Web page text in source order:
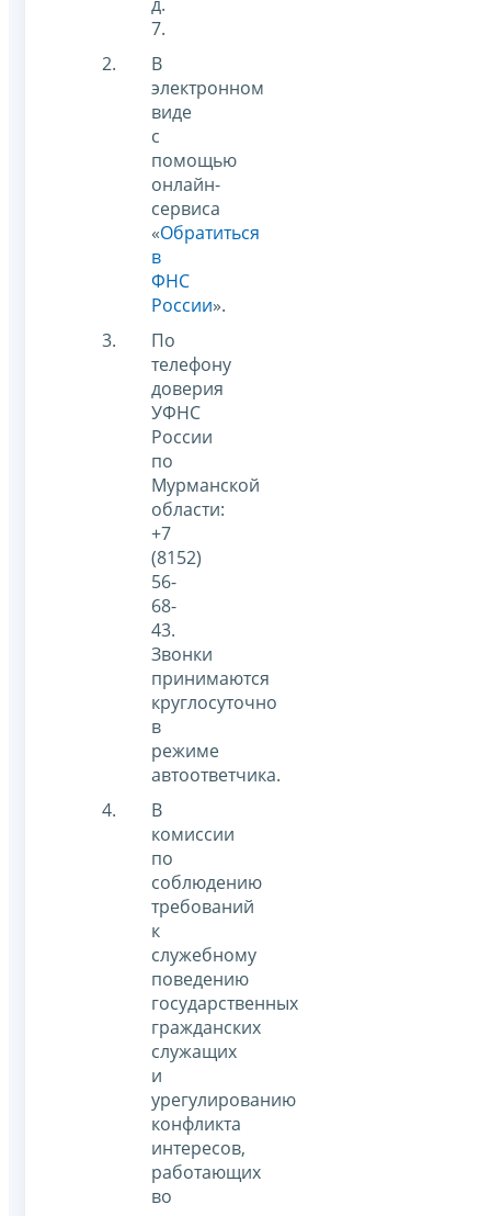
7.
В
электронном
виде
с
помощью
онлайн-
сервиса
«Обратиться
в
ФНС
России».
По
телефону
доверия
УФНС
России
по
Мурманской
области:
+7
(8152)
56-
68-
43.
Звонки
принимаются
круглосуточно
в
режиме
автоответчика.
В
комиссии
по
соблюдению
требований
к
служебному
поведению
государственных
гражданских
служащих
и
урегулированию
конфликта
интересов,
работающих
во